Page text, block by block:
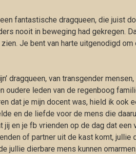
fantastische dragqueen, die juist
nooit in beweging had gekregen.
Je bent van harte uitgenodigd om
dragqueen, van transgender
oudere leden van de regenboog
dat je mijn docent was, hield ik ook
en de liefde voor de mens die
jij en je fb vrienden op de dag dat een
of partner uit de kast komt, jullie
jullie dierbare mens kunnen